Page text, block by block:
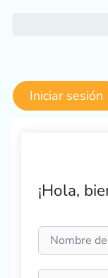
Iniciar sesión
¡Hola,